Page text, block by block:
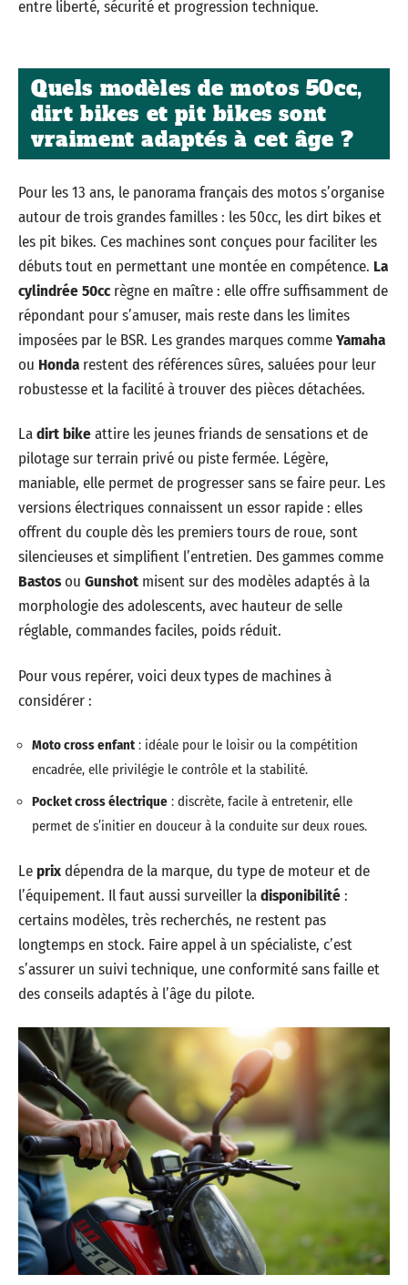
entre liberté, sécurité et progression technique.
Quels modèles de motos 50cc,
dirt bikes et pit bikes sont
vraiment adaptés à cet âge ?
Pour les 13 ans, le panorama français des motos s’organise
autour de trois grandes familles : les 50cc, les dirt bikes et
les pit bikes. Ces machines sont conçues pour faciliter les
débuts tout en permettant une montée en compétence. La
cylindrée 50ccrègne en maître : elle offre suffisamment de
répondant pour s’amuser, mais reste dans les limites
imposées par le BSR. Les grandes marques commeYamaha
ou Honda restent des références sûres, saluées pour leur
robustesse et la facilité à trouver des pièces détachées.
Ladirt bikeattire les jeunes friands de sensations et de
pilotage sur terrain privé ou piste fermée. Légère,
maniable, elle permet de progresser sans se faire peur. Les
versions électriques connaissent un essor rapide : elles
offrent du couple dès les premiers tours de roue, sont
silencieuses et simplifient l’entretien. Des gammes comme
Bastosou Gunshot misent sur des modèles adaptés à la
morphologie des adolescents, avec hauteur de selle
réglable, commandes faciles, poids réduit.
Pour vous repérer, voici deux types de machines à
considérer :
Moto cross enfant: idéale pour le loisir ou la compétition
encadrée, elle privilégie le contrôle et la stabilité.
Pocket cross électrique : discrète, facile à entretenir, elle
permet de s’initier en douceur à la conduite sur deux roues.
Leprixdépendra de la marque, du type de moteur et de
l’équipement. Il faut aussi surveiller ladisponibilité:
certains modèles, très recherchés, ne restent pas
longtemps en stock. Faire appel à un spécialiste, c’est
s’assurer un suivi technique, une conformité sans faille et
des conseils adaptés à l’âge du pilote.